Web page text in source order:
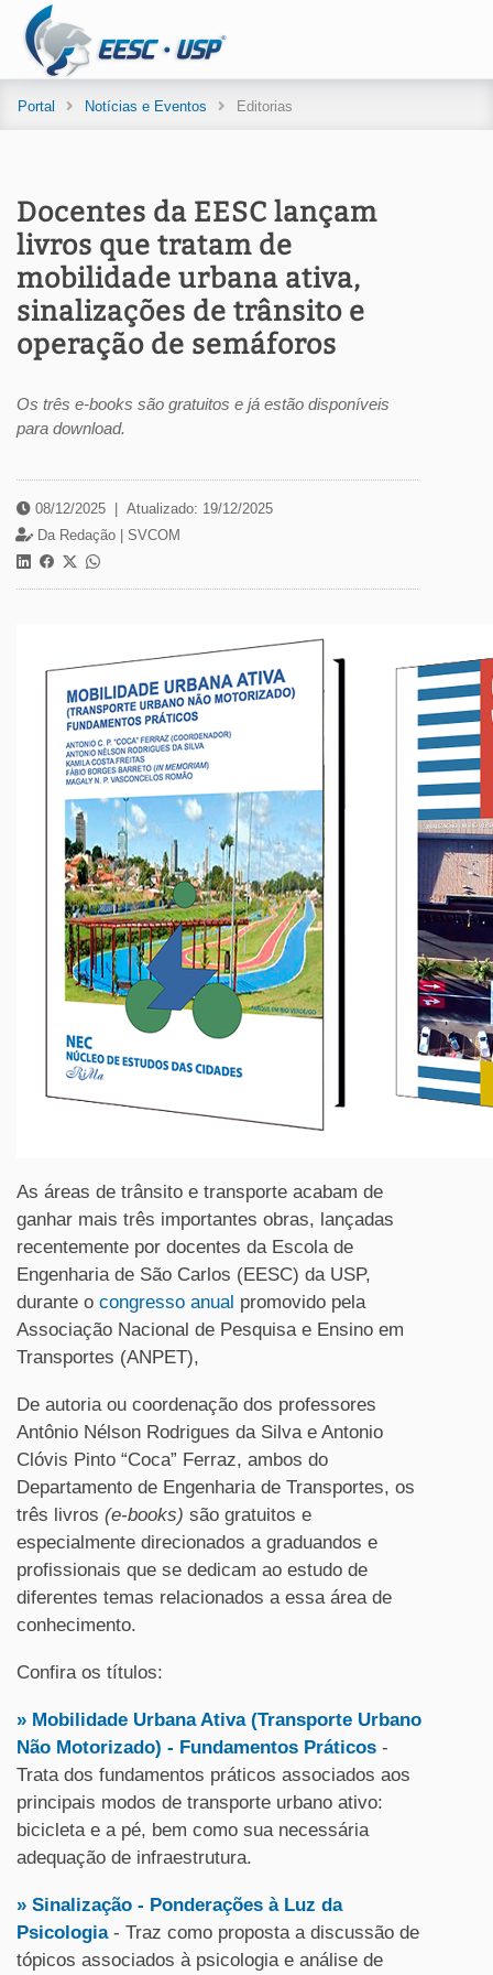
Portal Notícias e Eventos Editorias
Docentes da EESC lançam
livros que tratam de
mobilidade urbana ativa,
sinalizações de trânsito e
operação de semáforos
Os três e-books são gratuitos e já estão disponíveis
para download.
08/12/2025
Atualizado: 19/12/2025
Da Redação | SVCOM
As áreas de trânsito e transporte acabam de
ganhar mais três importantes obras, lançadas
recentemente por docentes da Escola de
Engenharia de São Carlos (EESC) da USP,
durante o congresso anual promovido pela
Associação Nacional de Pesquisa e Ensino em
Transportes (ANPET),
De autoria ou coordenação dos professores
Antônio Nélson Rodrigues da Silva e Antonio
Clóvis Pinto “Coca” Ferraz, ambos do
Departamento de Engenharia de Transportes, os
três livros (e-books) são gratuitos e
especialmente direcionados a graduandos e
profissionais que se dedicam ao estudo de
diferentes temas relacionados a essa área de
conhecimento.
Confira os títulos:
» Mobilidade Urbana Ativa (Transporte Urbano
Não Motorizado) - Fundamentos Práticos -
Trata dos fundamentos práticos associados aos
principais modos de transporte urbano ativo:
bicicleta e a pé, bem como sua necessária
adequação de infraestrutura.
» Sinalização - Ponderações à Luz da
Psicologia- Traz como proposta a discussão de
tópicos associados à psicologia e análise de